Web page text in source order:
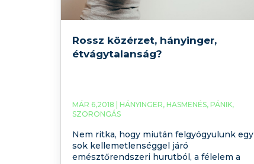
Rossz közérzet, hányinger,
étvágytalanság?
MÁR 6,2018 | HÁNYINGER, HASMENÉS, PÁNIK,
SZORONGÁS
Nem ritka, hogy miután felgyógyulunk egy
sok kellemetlenséggel járó
emésztőrendszeri hurutból, a félelem a